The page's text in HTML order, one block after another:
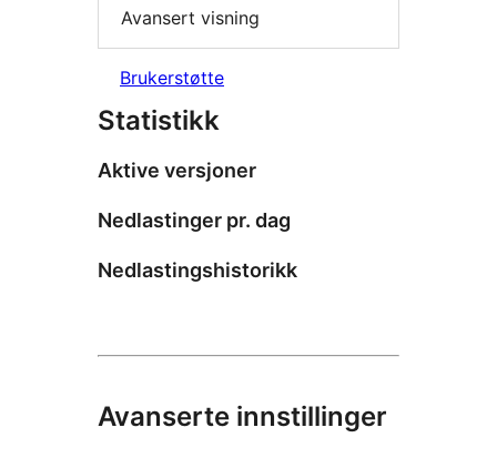
Avansert visning
Brukerstøtte
Statistikk
Aktive versjoner
Nedlastinger pr. dag
Nedlastingshistorikk
Avanserte innstillinger